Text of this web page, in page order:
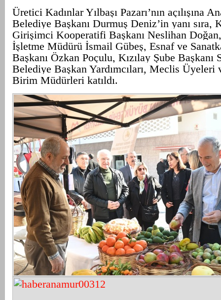
Üretici Kadınlar Yılbaşı Pazarı’nın açılışına
Belediye Başkanı Durmuş Deniz’in yanı sıra,
Girişimci Kooperatifi Başkanı Neslihan
İşletme Müdürü İsmail Gübeş, Esnaf ve
Başkanı Özkan Poçulu, Kızılay Şube Başkanı
Belediye Başkan Yardımcıları, Meclis Üyeleri
Birim Müdürleri katıldı.